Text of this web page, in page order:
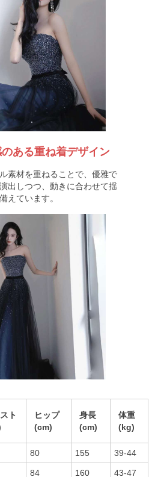
ある重ね着デザイン
素材を重ねることで、優雅で
出しつつ、動きに合わせて揺
えています。
ト
ヒップ
(cm)
身長
(cm)
体重
(kg)
80 155 39-44
84 160 43-47